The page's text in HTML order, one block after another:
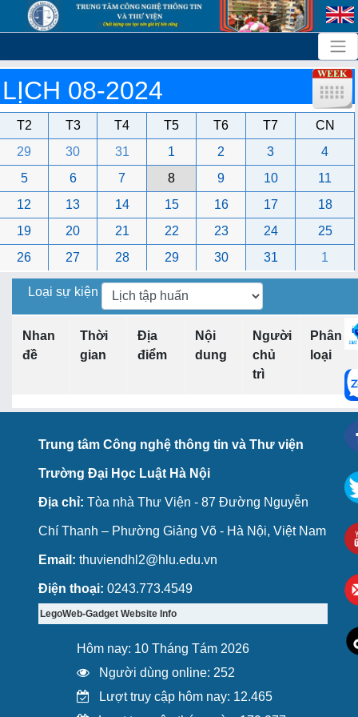
LỊCH 08-2024
T2 T3 T4 T5 T6 T7
CN
29
30 31 1 2 3
4
5
6 7 8 9 10
11
12
13 14 15 16 17
18
19
20 21 22 23 24
25
26
27 28 29 30 31 1
Loại sự kiện
Nhan
đề
Thời
gian
Địa
điểm
Nội
dung
Người
chủ
trì
Phân
loại
Trung tâm Công nghệ thông tin và Thư viện
Trường Đại Học Luật Hà Nội
Địa chỉ: Tòa nhà Thư Viện - 87 Đường Nguyễn
Chí Thanh – Phường Giảng Võ - Hà Nội, Việt Nam
Email: thuviendhl2@hlu.edu.vn
Điện thoại: 0243.773.4549
LegoWeb-Gadget Website Info
Hôm nay: 10 Tháng Tám 2026
Người dùng online: 252
Lượt truy cập hôm nay: 12.465